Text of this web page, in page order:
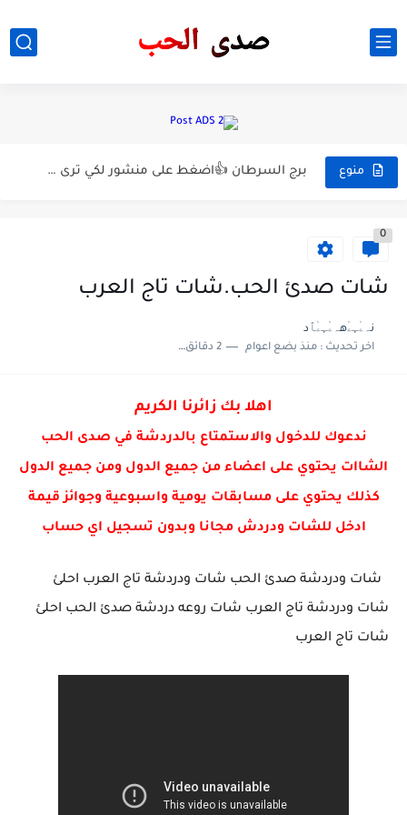
منوع برج السرطان 👍اضغط على منشور لكي ترى انواع الابراج
0
شات صدئ الحب.شات تاج العرب
نہۦ۠ﮩۦ۠هہۦ۠ﮩۦ۠ﭑد
اخر تحديث :منذ بضع اعوام 2 دقائق للقراءة
اهلا بك زائرنا الكريم
ندعوك للدخول والاستمتاع بالدردشة في صدى الحب
الشاات يحتوي على اعضاء من جميع الدول ومن جميع الدول
كذلك يحتوي على مسابقات يومية واسبوعية وجوائز قيمة
ادخل للشات ودردش مجانا وبدون تسجيل اي حساب
شات ودردشة صدئ الحب شات ودردشة تاج العرب احلئ
شات ودردشة تاج العرب شات روعه دردشة صدئ الحب احلئ
شات تاج العرب